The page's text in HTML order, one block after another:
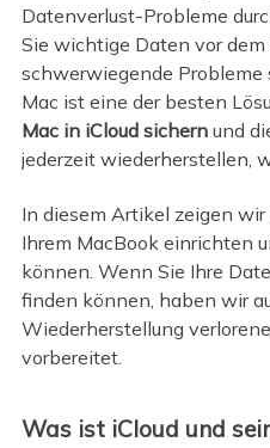
Datenverlust-Probleme
Sie wichtige Daten vor
schwerwiegende Probleme
Mac ist eine der besten
Mac in iCloud sichernund
jederzeit wiederherstellen,
In diesem Artikel zeigen
Ihrem MacBook einrichten
können. Wenn Sie Ihre
finden können, haben wir
Wiederherstellung
vorbereitet.
Was ist iCloud und